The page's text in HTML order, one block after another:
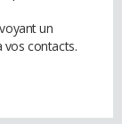
un
vos contacts.